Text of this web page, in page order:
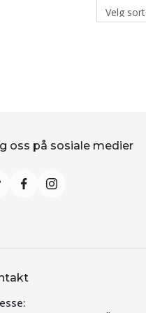
oss på sosiale medier